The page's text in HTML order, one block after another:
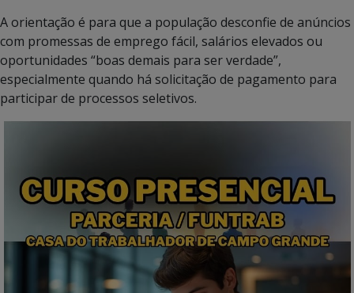
A orientação é para que a população desconfie de anúncios
com promessas de emprego fácil, salários elevados ou
oportunidades “boas demais para ser verdade”,
especialmente quando há solicitação de pagamento para
participar de processos seletivos.